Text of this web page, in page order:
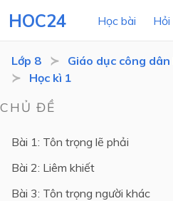
HOC24 Học bài Hỏi
Lớp 12
Lớp 11
Lớp 10
Lớp 8
Giáo dục công dân
Học kì 1
CHỦ ĐỀ
Bài 1: Tôn trọng lẽ phải
Bài 2: Liêm khiết
Bài 3: Tôn trọng người khác